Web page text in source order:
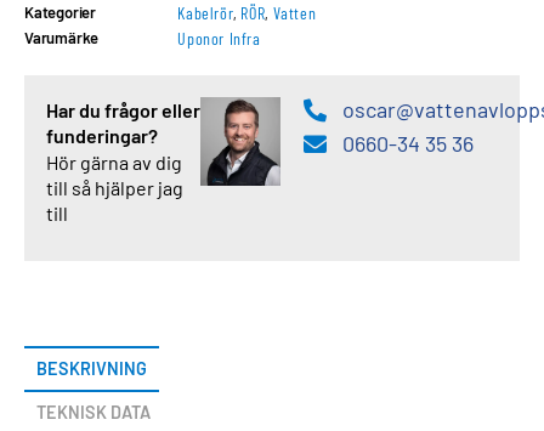
Kategorier
Kabelrör, RÖR, Vatten
Varumärke Uponor Infra
Har du frågor eller
funderingar?
Hör gärna av dig
till så hjälper jag
till
0660-34 35 36
BESKRIVNING
TEKNISK DATA